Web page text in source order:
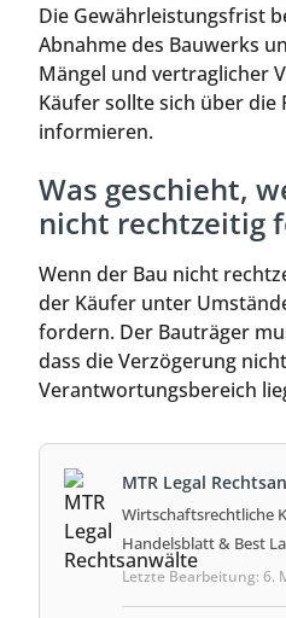
Die Gewährleistungsfrist
Abnahme des Bauwerks
Mängel und vertraglicher
Käufer sollte sich über die
informieren.
Was geschieht,
nicht rechtzeitig
Wenn der Bau nicht
der Käufer unter
fordern. Der Bauträger
dass die Verzögerung
Verantwortungsbereich
MTR Legal
Wirtschaftsrechtliche
Handelsblatt & Best
Letzte Bearbeitung: 6.